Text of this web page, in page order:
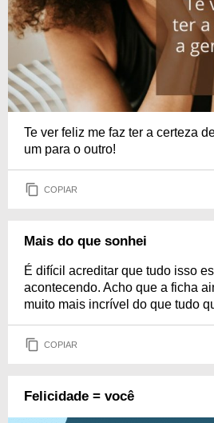
Te ver feliz me faz ter a certeza
um para o outro!
COPIAR
Mais do que sonhei
É difícil acreditar que tudo isso
acontecendo. Acho que a ficha
muito mais incrível do que tudo
COPIAR
Felicidade = você